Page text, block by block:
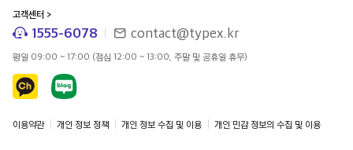
고객센터 >
대표전화1555-6078 이메일contact@typex.kr
고객센터 시간
평일 09:00 ~ 17:00 (점심 12:00 ~ 13:00, 주말 및 공휴일 휴무)
SNS
이용약관 개인 정보 정책 개인 정보 수집 및 이용 개인 민감 정보의 수집 및 이용